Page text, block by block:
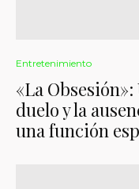
Entretenimiento
«La
duelo y la
una función